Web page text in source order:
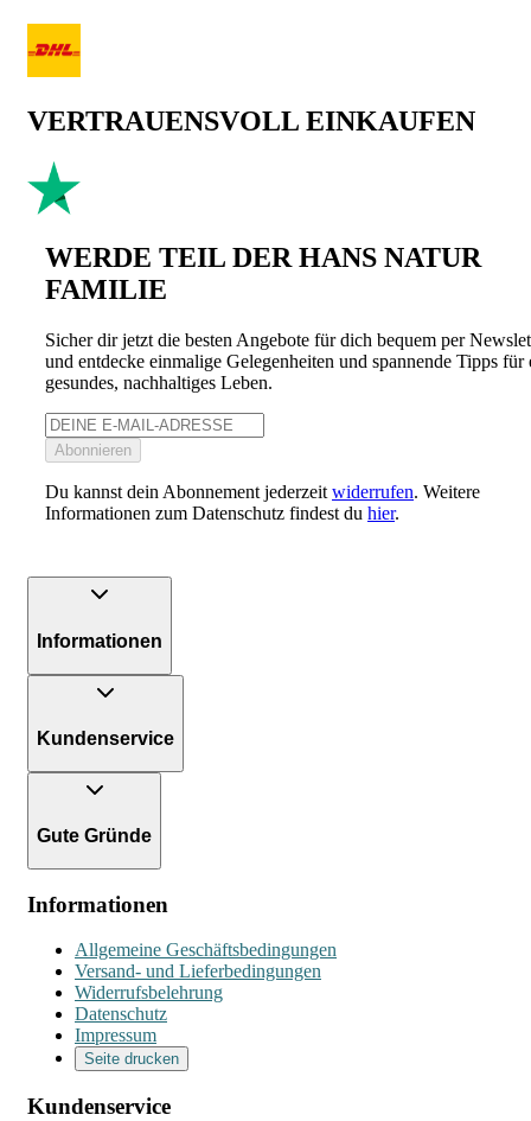
VERTRAUENSVOLL EINKAUFEN
WERDE TEIL DER HANS NATUR
FAMILIE
Sicher dir jetzt die besten Angebote für dich bequem per
und entdecke einmalige Gelegenheiten und spannende Tipps für
gesundes, nachhaltiges Leben.
Abonnieren
Du kannst dein Abonnement jederzeit widerrufen. Weitere
Informationen zum Datenschutz findest du hier.
Informationen
Kundenservice
Gute Gründe
Informationen
Allgemeine Geschäftsbedingungen
Versand- und Lieferbedingungen
Widerrufsbelehrung
Datenschutz
Impressum
Seite drucken
Kundenservice